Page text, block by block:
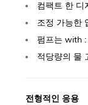
컴팩트 한 디
조정 가능한
펌프는 with
적당량의 물
전형적인 응용